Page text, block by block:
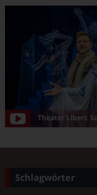
Theater Liberi:
Schlagwörter